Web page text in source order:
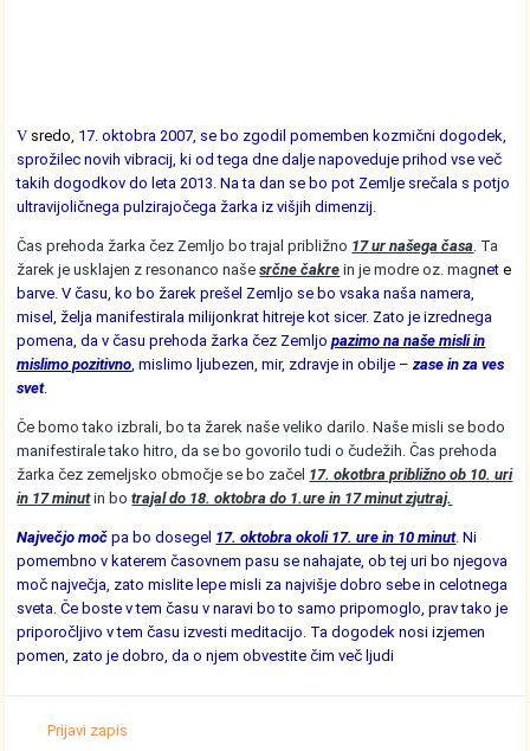
V sredo, 17. oktobra 2007, se bo zgodil pomemben kozmični dogodek,
sprožilec novih vibracij, ki od tega dne dalje napoveduje prihod vse več
takih dogodkov do leta 2013. Na ta dan se bo pot Zemlje srečala s potjo
ultravijoličnega pulzirajočega žarka iz višjih dimenzij.
Čas prehoda žarka čez Zemljo bo trajal približno 17 ur našega časa. Ta
žarek je usklajen z resonanco našesrčne čakre in je modre oz. magnet e
barve. V času, ko bo žarek prešel Zemljo se bo vsaka naša namera,
misel, želja manifestirala milijonkrat hitreje kot sicer. Zato je izrednega
pomena, da v času prehoda žarka čez Zemljopazimo na naše misli in
mislimo pozitivno, mislimo ljubezen, mir, zdravje in obilje –zase in za ves
svet.
Če bomo tako izbrali, bo ta žarek naše veliko darilo. Naše misli se bodo
manifestirale tako hitro, da se bo govorilo tudi o čudežih. Čas prehoda
žarka čez zemeljsko območje se bo začel 17. okotbra približno ob 10. uri
in 17 minutin botrajal do 18. oktobra do 1.ure in 17 minut zjutraj.
Največjo močpa bo dosegel 17. oktobra okoli 17. ure in 10 minut. Ni
pomembno v katerem časovnem pasu se nahajate, ob tej uri bo njegova
moč največja, zato mislite lepe misli za najvišje dobro sebe in celotnega
sveta. Če boste v tem času v naravi bo to samo pripomoglo, prav tako je
priporočljivo v tem času izvesti meditacijo. Ta dogodek nosi izjemen
pomen, zato je dobro, da o njem obvestite čim več ljudi
Prijavi zapis